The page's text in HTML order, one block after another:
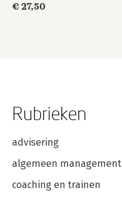
€ 27,50
Rubrieken
advisering
algemeen management
coaching en trainen